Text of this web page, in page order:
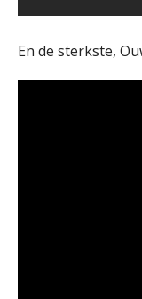
En de sterkste,